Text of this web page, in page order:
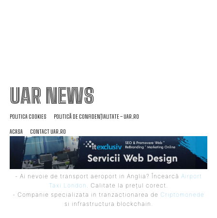
UAR NEWS
POLITICA COOKIES POLITICĂ DE CONFIDENȚIALITATE – UAR.RO
ACASA CONTACT UAR.RO
- Ai nevoie de transport aeroport in Anglia? Încearcă Airport
Taxi London
. Calitate la prețul corect.
- Companie specializata in tranzactionarea de Criptomonede
si infrastructura blockchain.